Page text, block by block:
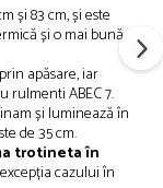
și 83 cm, și este
și o mai bună
apăsare, iar
rulmenti ABEC 7.
și luminează în
de 35 cm.
trotineta în
cazului în